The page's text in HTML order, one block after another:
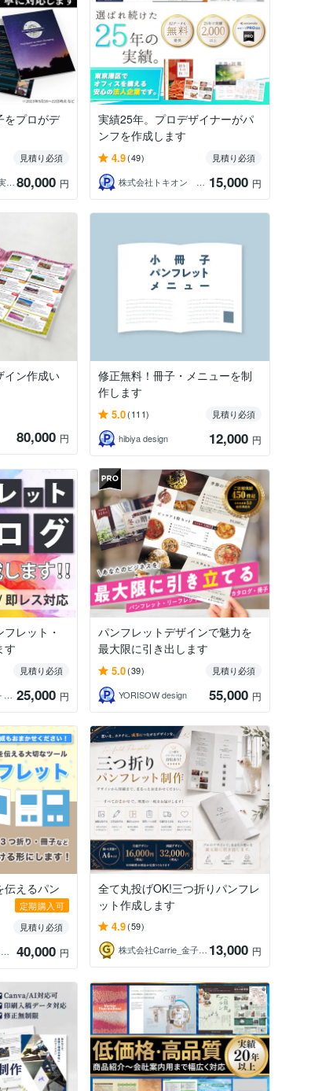
をプロがデ
見積り必須
JOHN DOE＠販売実績4800件以上 80,000 円
実績25年。プロデザイナーがパ
ンフを作成します
4.9(49)
見積り必須
株式会社トキオン 広告制作
15,000 円
イン作成い
80,000 円
修正無料！冊子・メニューを制
作します
5.0(111)
見積り必須
hibiya design
12,000 円
レット・
す
見積り必須
カラクリスタジオ－河内力哉
25,000 円
パンフレットデザインで魅力を
最大限に引き出します
5.0(39)
見積り必須
YORISOW design
55,000 円
伝えるパン
定期購入可
見積り必須
ちゃみ│チャミパッパデザイン
40,000 円
全て丸投げOK!三つ折りパンフレ
ット作成します
4.9(59)
株式会社Carrie_金子あかね 13,000 円